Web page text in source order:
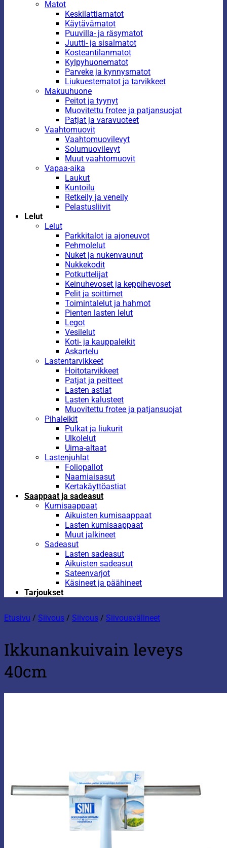
Matot
Keskilattiamatot
Käytävämatot
Puuvilla- ja räsymatot
Juutti- ja sisalmatot
Kosteantilanmatot
Kylpyhuonematot
Parveke ja kynnysmatot
Liukuestematot ja tarvikkeet
Makuuhuone
Peitot ja tyynyt
Muovitettu frotee ja patjansuojat
Patjat ja varavuoteet
Vaahtomuovit
Vaahtomuovilevyt
Solumuovilevyt
Muut vaahtomuovit
Vapaa-aika
Laukut
Kuntoilu
Retkeily ja veneily
Pelastusliivit
Lelut
Lelut
Parkkitalot ja ajoneuvot
Pehmolelut
Nuket ja nukenvaunut
Nukkekodit
Potkuttelijat
Keinuhevoset ja keppihevoset
Pelit ja soittimet
Toimintalelut ja hahmot
Pienten lasten lelut
Legot
Vesilelut
Koti- ja kauppaleikit
Askartelu
Lastentarvikkeet
Hoitotarvikkeet
Patjat ja peitteet
Lasten astiat
Lasten kalusteet
Muovitettu frotee ja patjansuojat
Pihaleikit
Pulkat ja liukurit
Ulkolelut
Uima-altaat
Lastenjuhlat
Foliopallot
Naamiaisasut
Kertakäyttöastiat
Saappaat ja sadeasut
Kumisaappaat
Aikuisten kumisaappaat
Lasten kumisaappaat
Muut jalkineet
Sadeasut
Lasten sadeasut
Aikuisten sadeasut
Sateenvarjot
Käsineet ja päähineet
Tarjoukset
Etusivu / Siivous / Siivous / Siivousvälineet
Ikkunankuivain leveys
40cm